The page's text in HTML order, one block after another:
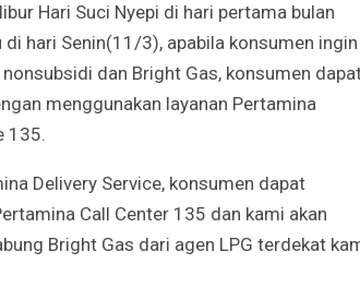
Hari Suci Nyepi di hari pertama bulan
di hari Senin(11/3), apabila konsumen ingin
dan Bright Gas, konsumen
menggunakan layanan Pertamina
135.
Delivery Service, konsumen dapat
Call Center 135 dan kami akan
Bright Gas dari agen LPG terdekat